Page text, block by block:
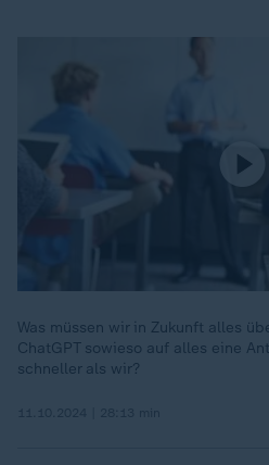
Was müssen wir in Zukunft alles
ChatGPT sowieso auf alles eine
schneller als wir?